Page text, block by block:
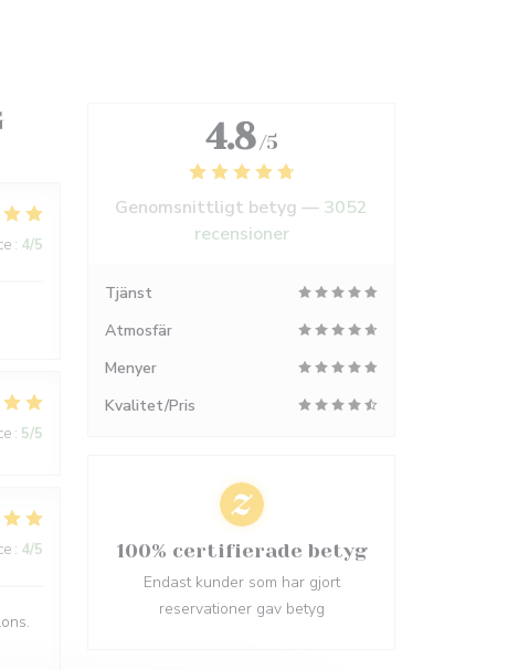
: 4/5
: 5/5
: 4/5
4.8 /5
Genomsnittligt betyg — 3052
recensioner
Tjänst
Atmosfär
Menyer
Kvalitet/Pris
100% certifierade betyg
Endast kunder som har gjort
reservationer gav betyg